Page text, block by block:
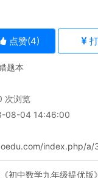
点赞(4)
题本
次浏览
08-04 14:46:00
index.php/a/
初中数学九年级提优版